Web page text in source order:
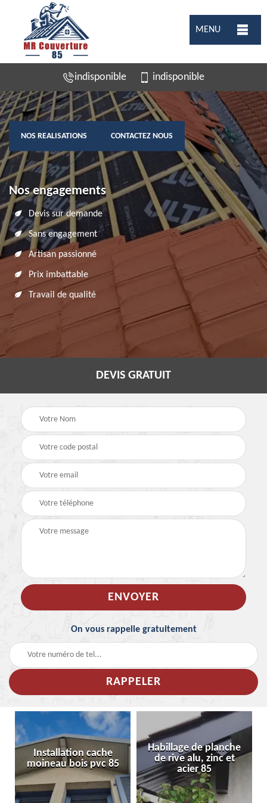
MENU
indisponible indisponible
NOS REALISATIONS CONTACTEZ NOUS
Nos engagements
Devis sur demande
Sans engagement
Artisan passionné
Prix imbattable
Travail de qualité
DEVIS GRATUIT
On vous rappelle gratuitement
Installation cache
moineau bois pvc 85
Habillage de planche
de rive alu, zinc et
acier 85